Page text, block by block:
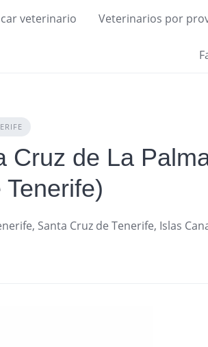
veterinario Veterinarios por
Cruz de La